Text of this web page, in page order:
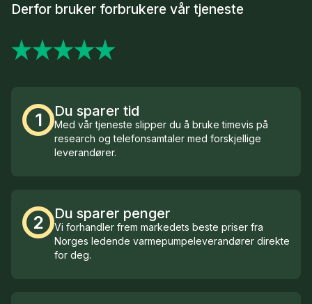
Derfor bruker forbrukere vår tjeneste
1 Du sparer tid
Med vår tjeneste slipper du å bruke timevis på
research og telefonsamtaler med forskjellige
leverandører.
2 Du sparer penger
Vi forhandler frem markedets beste priser fra
Norges ledende varmepumpeleverandører direkte
for deg.